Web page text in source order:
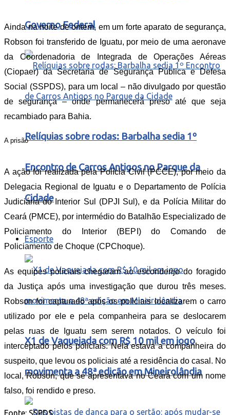
Governo Federal
Relíquias sobre rodas: Barbalha sedia 1º
Encontro de Carros Antigos no Parque da
Cidade
Esporte
X1 de Vaquejada com R$ 10 mil em jogo
movimenta a 48ª edição em Mineirolândia
Ainda na noite de ontem, em um forte aparato de segurança,
Robson foi transferido de Iguatu, por meio de uma aeronave
da Coordenadoria de Integrada de Operações Aéreas
(Ciopaer) da Secretaria de Segurança Pública e Defesa
Social (SSPDS), para um local – não divulgado por questão
de segurança – onde permanecerá preso até que seja
recambiado para Bahia.
A prisão
A ação foi realizada pela Polícia Civil (PCCE), por meio da
Delegacia Regional de Iguatu e o Departamento de Polícia
Judiciária do Interior Sul (DPJI Sul), e da Polícia Militar do
Ceará (PMCE), por intermédio do Batalhão Especializado de
Policiamento do Interior (BEPI) do Comando de
Policiamento de Choque (CPChoque).
As equipes policiais chegaram ao esconderijo do foragido
da Justiça após uma investigação que durou três meses.
Robson foi capturado após os policiais localizarem o carro
utilizado por ele e pela companheira para se deslocarem
pelas ruas de Iguatu sem serem notados. O veículo foi
interceptado pelos policiais. Nela estava a companheira do
suspeito, que levou os policiais até a residência do casal. No
local, Robson, que se apresentava no Ceará com um nome
falso, foi rendido e preso.
Fonte: SSPDS